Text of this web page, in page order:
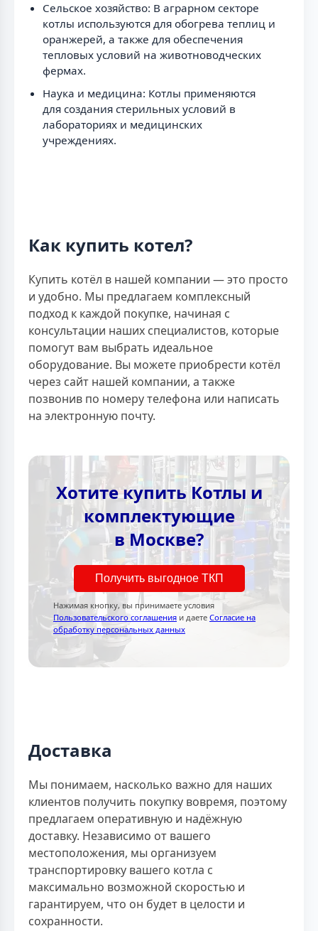
Сельское хозяйство: В аграрном секторе
котлы используются для обогрева теплиц и
оранжерей, а также для обеспечения
тепловых условий на животноводческих
фермах.
Наука и медицина: Котлы применяются
для создания стерильных условий в
лабораториях и медицинских
учреждениях.
Как купить котел?
Купить котёл в нашей компании — это просто
и удобно. Мы предлагаем комплексный
подход к каждой покупке, начиная с
консультации наших специалистов, которые
помогут вам выбрать идеальное
оборудование. Вы можете приобрести котёл
через сайт нашей компании, а также
позвонив по номеру телефона или написать
на электронную почту.
Хотите купить Котлы и
комплектующие
в Москве?
Получить выгодное ТКП
Нажимая кнопку, вы принимаете условия
Пользовательского соглашения и даете Согласие на
обработку персональных данных
Доставка
Мы понимаем, насколько важно для наших
клиентов получить покупку вовремя, поэтому
предлагаем оперативную и надёжную
доставку. Независимо от вашего
местоположения, мы организуем
транспортировку вашего котла с
максимально возможной скоростью и
гарантируем, что он будет в целости и
сохранности.